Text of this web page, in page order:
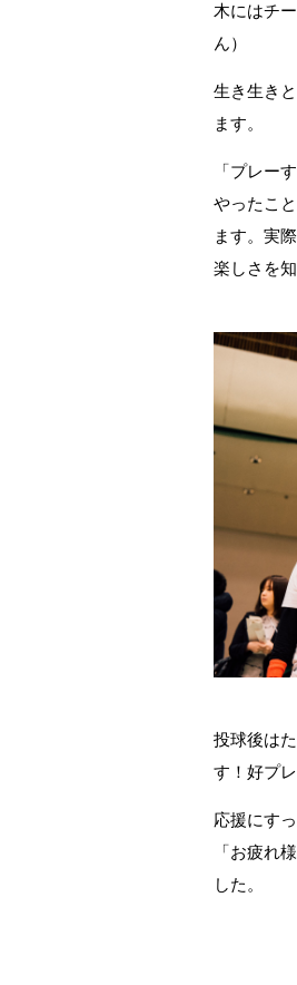
木にはチ
ん）
生き生き
ます。
「プレー
やったこ
ます。実
楽しさを
投球後は
す！好プ
応援にす
「お疲れ
した。